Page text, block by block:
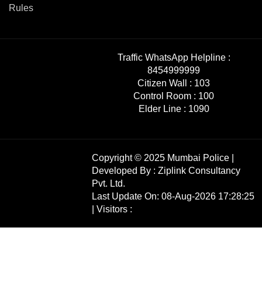
Rules
Traffic WhatsApp Helpline :
8454999999
Citizen Wall : 103
Control Room : 100
Elder Line : 1090
Copyright © 2025 Mumbai Police |
Developed By : Ziplink Consultancy
Pvt. Ltd.
Last Update On: 08-Aug-2026 17:28:25
| Visitors :